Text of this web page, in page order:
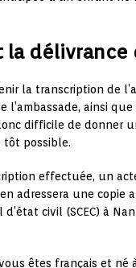
la délivrance
la transcription de
l’ambassade, ainsi
difficile de donner
tôt possible.
effectuée, un
en adressera une
civil (SCEC) à
êtes français et